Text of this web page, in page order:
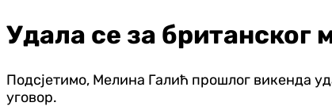
Удала се за британског
Подсјетимо, Мелина Галић прошлог викенда
уговор.